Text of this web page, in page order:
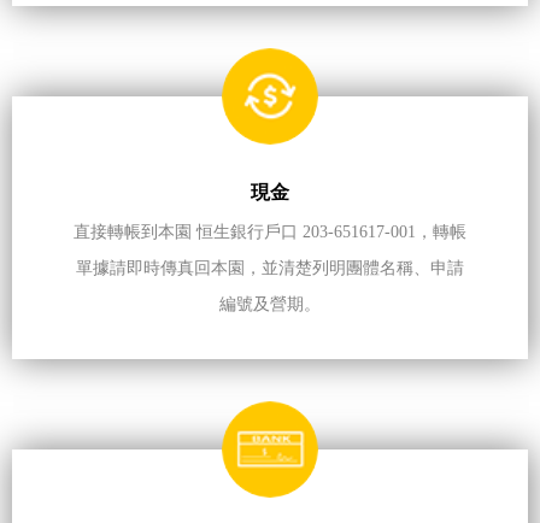
現金
直接轉帳到本園 恒生銀行戶口 203-651617-001，轉帳
單據請即時傳真回本園，並清楚列明團體名稱、申請
編號及營期。